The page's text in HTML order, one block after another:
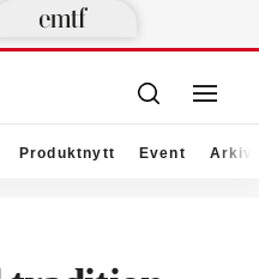
Produktnytt Event Arkiv